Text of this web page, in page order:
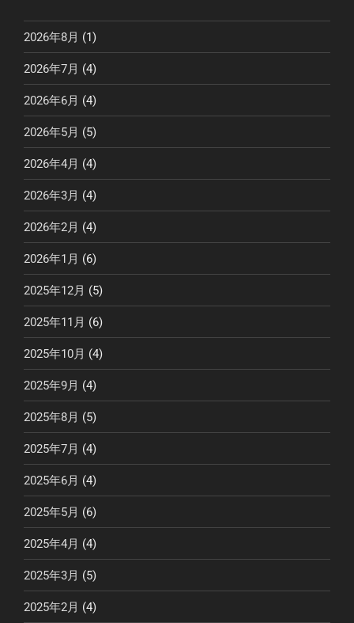
2026年8月 (1)
2026年7月 (4)
2026年6月 (4)
2026年5月 (5)
2026年4月 (4)
2026年3月 (4)
2026年2月 (4)
2026年1月 (6)
2025年12月 (5)
2025年11月 (6)
2025年10月 (4)
2025年9月 (4)
2025年8月 (5)
2025年7月 (4)
2025年6月 (4)
2025年5月 (6)
2025年4月 (4)
2025年3月 (5)
2025年2月 (4)